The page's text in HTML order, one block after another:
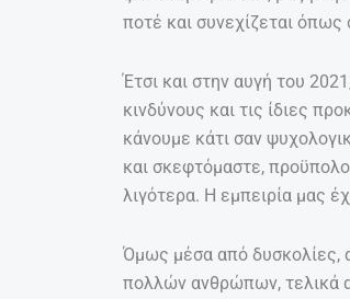
ποτέ και συνεχίζεται όπως
Έτσι και στην αυγή του
κινδύνους και τις ίδιες
κάνουμε κάτι σαν
και σκεφτόμαστε,
λιγότερα. Η εμπειρία μας
Όμως μέσα από δυσκολίες,
πολλών ανθρώπων, τελικά